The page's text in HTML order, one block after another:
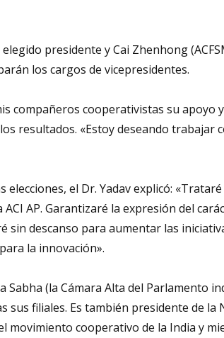
presidente y Cai Zhenhong
los cargos de vicepresidentes.
compañeros cooperativistas su apoyo
resultados. «Estoy deseando trabajar
elecciones, el Dr. Yadav explicó:
AP. Garantizaré la expresión del
sin descanso para aumentar las
la innovación».
Sabha (la Cámara Alta del Parlamento
sus filiales. Es también presidente de
movimiento cooperativo de la India y